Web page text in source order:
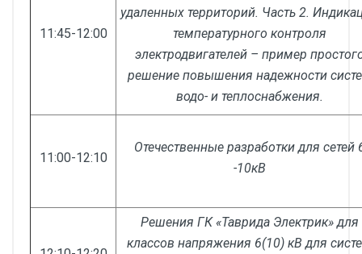
11:45-12:00
удаленных территорий. Часть 2.
температурного контроля
электродвигателей – пример
решение повышения надежности
водо- и теплоснабжения.
11:00-12:10
Отечественные разработки для сетей
-10кВ
Решения ГК «Таврида Электрик» для
классов напряжения 6(10) кВ для